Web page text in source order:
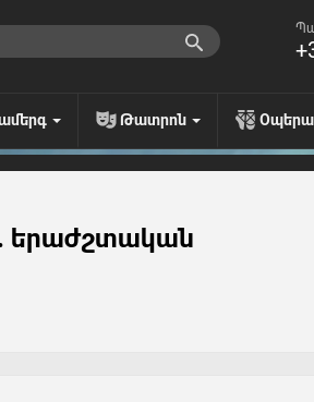
Թատրոն Օպերա
երաժշտական